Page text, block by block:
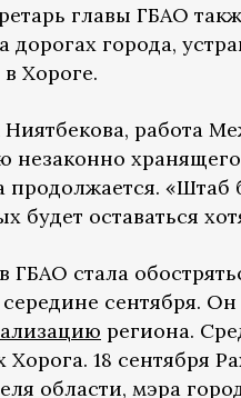
главы ГБАО
дорогах города,
Хороге.
работа
незаконно
продолжается. «Штаб
будет оставаться
ГБАО стала
сентября.
региона.
Хорога. 18 сентября
области, мэра